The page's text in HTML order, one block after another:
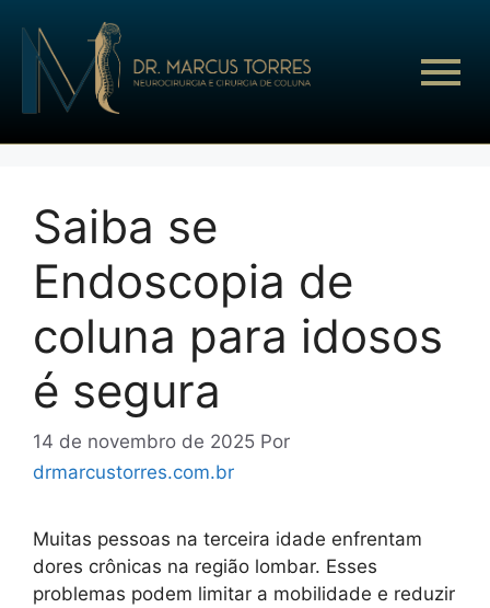
Saiba se
Endoscopia de
coluna para idosos
é segura
14 de novembro de 2025 Por
drmarcustorres.com.br
Muitas pessoas na terceira idade enfrentam
dores crônicas na região lombar. Esses
problemas podem limitar a mobilidade e reduzir